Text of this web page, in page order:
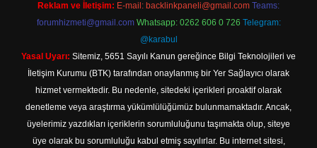
Reklam ve İletişim: E-mail: backlinkpaneli@gmail.com Teams:
forumhizmeti@gmail.com Whatsapp: 0262 606 0 726 Telegram:
@karabul
Yasal Uyarı: Sitemiz, 5651 Sayılı Kanun gereğince Bilgi Teknolojileri ve
İletişim Kurumu (BTK) tarafından onaylanmış bir Yer Sağlayıcı olarak
hizmet vermektedir. Bu nedenle, sitedeki içerikleri proaktif olarak
denetleme veya araştırma yükümlülüğümüz bulunmamaktadır. Ancak,
üyelerimiz yazdıkları içeriklerin sorumluluğunu taşımakta olup, siteye
üye olarak bu sorumluluğu kabul etmiş sayılırlar. Bu internet sitesi,